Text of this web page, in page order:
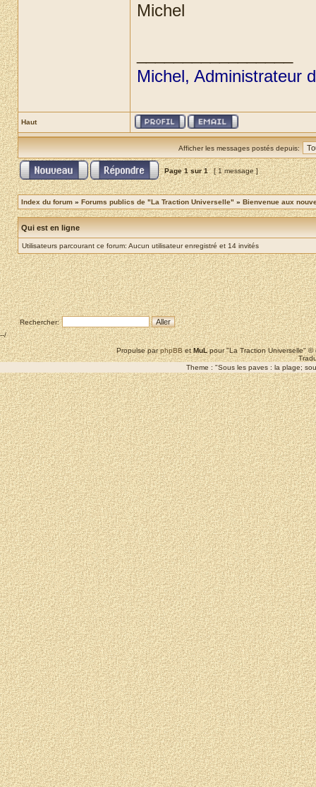
Michel
Michel, Administrateur
Haut
Afficher les messages postés depuis:
Page1sur1 [ 1 message ]
Index du forum » Forums publics de "La Traction Universelle" » Bienvenue aux
Qui est en ligne
Utilisateurs parcourant ce forum: Aucun utilisateur enregistré et 14 invités
Rechercher:
--/
Propulse parphpBBetMuLpour "La Traction Universelle"
Theme : "Sous les paves : la plage;